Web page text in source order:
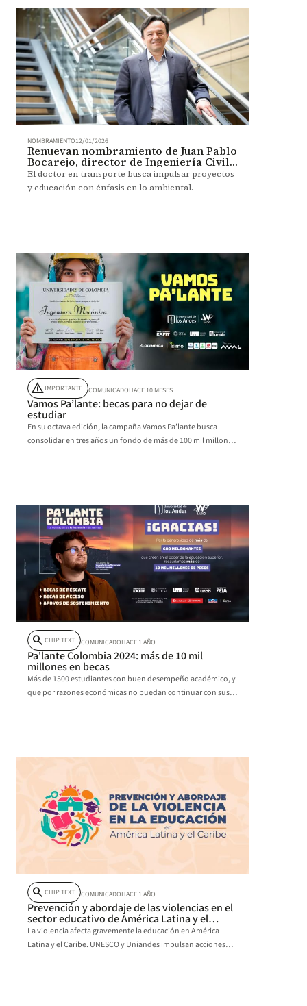
NOMBRAMIENTO12/01/2026
Renuevan nombramiento de Juan Pablo
Bocarejo, director de Ingeniería Civil y
Ambiental
El doctor en transporte busca impulsar proyectos
y educación con énfasis en lo ambiental.
warningIMPORTANTE COMUNICADOHACE 10 MESES
Vamos Pa’lante: becas para no dejar de
estudiar
En su octava edición, la campaña Vamos Pa’lante busca
consolidar en tres años un fondo de más de 100 mil millones
search CHIP TEXT COMUNICADOHACE 1 AÑO
Pa'lante Colombia 2024: más de 10 mil
millones en becas
Más de 1500 estudiantes con buen desempeño académico, y
que por razones económicas no puedan continuar con sus
search CHIP TEXT COMUNICADOHACE 1 AÑO
Prevención y abordaje de las violencias en el
sector educativo de América Latina y el
Caribe
La violencia afecta gravemente la educación en América
Latina y el Caribe. UNESCO y Uniandes impulsan acciones